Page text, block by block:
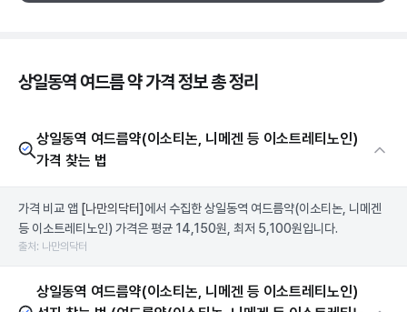
상일동역 여드름 약 가격 정보 총 정리
상일동역 여드름약(이소티논, 니메겐 등 이소트레티노인)
가격 찾는 법
가격 비교 앱 [나만의닥터] 에서 수집한 상일동역 여드름약(이소티논, 니메겐
등 이소트레티노인) 가격은 평균 14,150원, 최저 5,100원입니다.
출처: 나만의닥터
상일동역 여드름약(이소티논, 니메겐 등 이소트레티노인)